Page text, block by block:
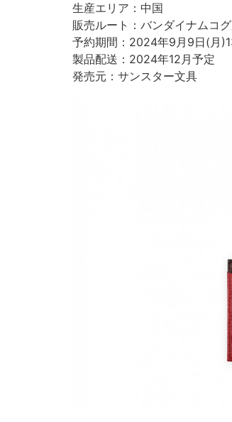
生産エリア：中国
販売ルート：バンダイナムコ
予約期間：2024年9月9日(月
製品配送：2024年12月予定
発売元：サンスター文具